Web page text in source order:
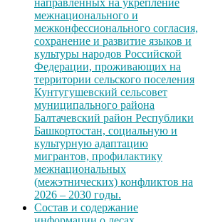
направленных на укрепление
межнационального и
межконфессионального согласия,
сохранение и развитие языков и
культуры народов Российской
Федерации, проживающих на
территории сельского поселения
Кунтугушевский сельсовет
муниципального района
Балтачевский район Республики
Башкортостан, социальную и
культурную адаптацию
мигрантов, профилактику
межнациональных
(межэтнических) конфликтов на
2026 – 2030 годы.
Состав и содержание